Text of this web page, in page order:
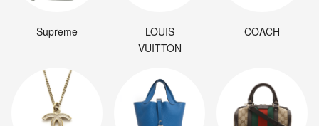
Supreme
LOUIS
VUITTON
COACH